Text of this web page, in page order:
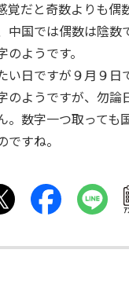
覚だと奇数よりも偶
中国では偶数は陰数
ようです。
い日ですが９月９日
のようですが、勿論
。数字一つ取っても
すね。
ｱ